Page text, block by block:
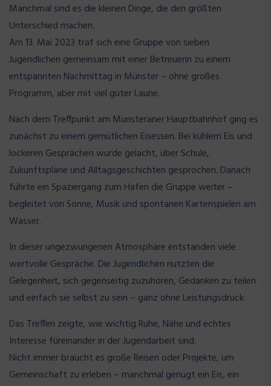
Manchmal sind es die kleinen Dinge, die den größten
Unterschied machen.
Am 13. Mai 2023 traf sich eine Gruppe von sieben
Jugendlichen gemeinsam mit einer Betreuerin zu einem
entspannten Nachmittag in Münster – ohne großes
Programm, aber mit viel guter Laune.
Nach dem Treffpunkt am Münsteraner Hauptbahnhof ging es
zunächst zu einem gemütlichen Eisessen. Bei kühlem Eis und
lockeren Gesprächen wurde gelacht, über Schule,
Zukunftspläne und Alltagsgeschichten gesprochen. Danach
führte ein Spaziergang zum Hafen die Gruppe weiter –
begleitet von Sonne, Musik und spontanen Kartenspielen am
Wasser.
In dieser ungezwungenen Atmosphäre entstanden viele
wertvolle Gespräche. Die Jugendlichen nutzten die
Gelegenheit, sich gegenseitig zuzuhören, Gedanken zu teilen
und einfach sie selbst zu sein – ganz ohne Leistungsdruck.
Das Treffen zeigte, wie wichtig Ruhe, Nähe und echtes
Interesse füreinander in der Jugendarbeit sind.
Nicht immer braucht es große Reisen oder Projekte, um
Gemeinschaft zu erleben – manchmal genügt ein Eis, ein